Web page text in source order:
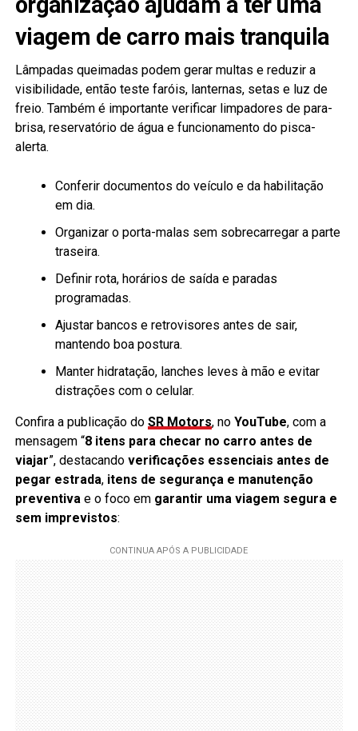
viagem de carro mais tranquila
Lâmpadas queimadas podem gerar multas e reduzir a
visibilidade, então teste faróis, lanternas, setas e luz de
freio. Também é importante verificar limpadores de para-
brisa, reservatório de água e funcionamento do pisca-
alerta.
Conferir documentos do veículo e da habilitação
em dia.
Organizar o porta-malas sem sobrecarregar a parte
traseira.
Definir rota, horários de saída e paradas
programadas.
Ajustar bancos e retrovisores antes de sair,
mantendo boa postura.
Manter hidratação, lanches leves à mão e evitar
distrações com o celular.
Confira a publicação do SR Motors, no YouTube, com a
mensagem “8 itens para checar no carro antes de
viajar”, destacando verificações essenciais antes de
pegar estrada, itens de segurança e manutenção
preventivae o foco em garantir uma viagem segura e
sem imprevistos: